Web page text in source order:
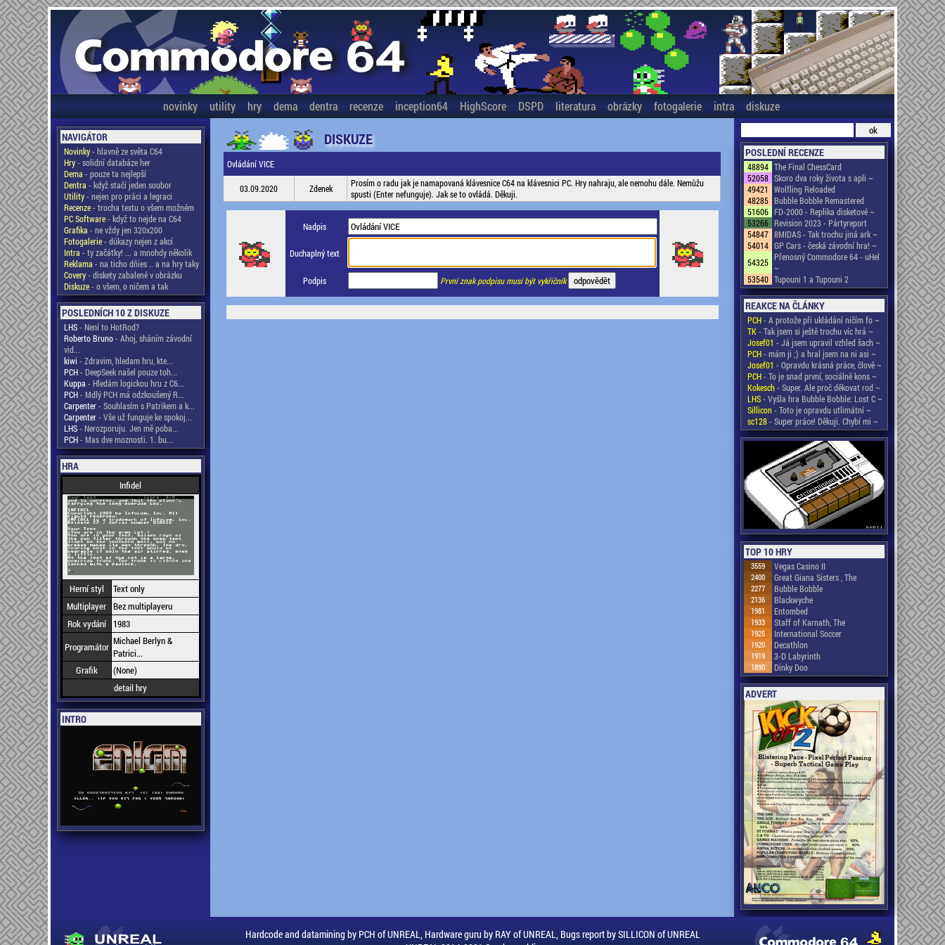
novinky utility hry dema dentra recenze inception64 HighScore DSPD literatura obrázky fotogalerie intra diskuze
NAVIGÁTOR
Novinky- hlavně ze světa C64
Hry- solidní databáze her
Dema - pouze ta nejlepší
Dentra - když stačí jeden soubor
Utility- nejen pro práci a legraci
Recenze- trocha textu o všem možném
PC Software- když to nejde na C64
Grafika - ne vždy jen 320x200
Fotogalerie- důkazy nejen z akcí
Intra - ty začátky! ... a mnohdy několik
Reklama - na ticho dňies .. a na hry taky
Covery- diskety zabalené v obrázku
Diskuze- o všem, o ničem a tak
POSLEDNÍCH 10 Z DISKUZE
LHS- Není to HotRod?
Roberto Bruno- Ahoj, sháním závodní
vid...
kiwi - Zdravim, hledam hru, kte...
PCH- DeepSeek našel pouze toh...
Kuppa - Hledám logickou hru z C6...
PCH- Mdlý PCH má odzkoušený R...
Carpenter- Souhlasím s Patrikem a k...
Carpenter- Vše už funguje ke spokoj...
LHS- Nerozporuju. Jen mě poba...
PCH- Mas dve moznosti. 1. bu...
HRA
Infidel
Herní styl
Text only
Multiplayer Bez multiplayeru
Rok vydání
1983
Programátor Michael Berlyn &
Patrici...
Grafik
(None)
detail hry
INTRO
DISKUZE
Ovládání VICE
03.09.2020 Zdenek
Prosím o radu jak je namapovaná klávesnice C64 na klávesnici PC. Hry nahraju, ale nemohu dále. Nemůžu
spusti (Enter nefunguje). Jak se to ovládá. Děkuji.
Nadpis
Duchaplný text
Podpis První znak podpisu musí být vykřičník
POSLEDNÍ RECENZE
48894 The Final ChessCard
52058 Skoro dva roky života s apli ~
49421
Wolfling Reloaded
48285 Bubble Bobble Remastered
51606 FD-2000 - Replika disketové ~
53266 Revision 2023 - Pártyreport
54847 8MIDAS - Tak trochu jiná ark ~
54014 GP Cars - česká závodní hra! ~
54325 Přenosný Commodore 64 - uHel
~
53540 Tupouni 1 a Tupouni 2
REAKCE NA ČLÁNKY
PCH- A protože při ukládání ničím fo ~
TK- Tak jsem si ještě trochu víc hrá ~
Josef01 - Já jsem upravil vzhled šach ~
PCH- mám ji ;) a hral jsem na ni asi ~
Josef01 - Opravdu krásná práce, člově ~
PCH- To je snad první, sociálně kons ~
Kokesch- Super. Ale proč děkovat rod ~
LHS- Vyšla hra Bubble Bobble: Lost C ~
Sillicon- Toto je opravdu utlimátní ~
sc128- Super práce! Děkuji. Chybí mi ~
TOP 10 HRY
3559 Vegas Casino II
2400 Great Giana Sisters , The
2277 Bubble Bobble
2136 Blackwyche
1981 Entombed
1933 Staff of Karnath, The
1925 International Soccer
1920 Decathlon
1919 3-D Labyrinth
1890 Dinky Doo
ADVERT
Hardcode and datamining by PCH of UNREAL, Hardware guru by RAY of UNREAL, Bugs report by SILLICON of UNREAL